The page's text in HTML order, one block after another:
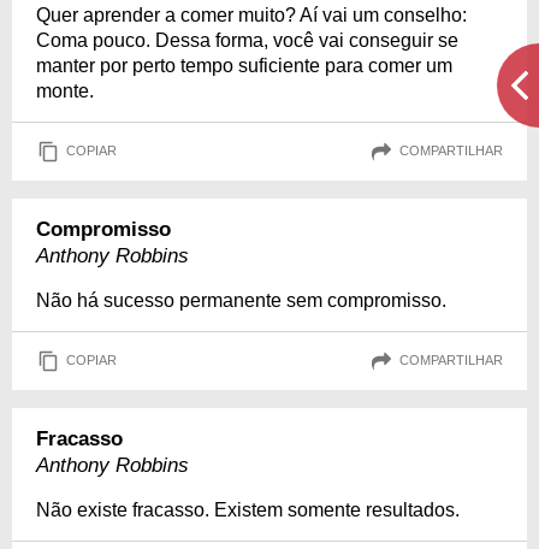
Quer aprender a comer muito? Aí vai um conselho:
Coma pouco. Dessa forma, você vai conseguir se
manter por perto tempo suficiente para comer um
monte.
COPIAR COMPARTILHAR
Compromisso
Anthony Robbins
Não há sucesso permanente sem compromisso.
COPIAR COMPARTILHAR
Fracasso
Anthony Robbins
Não existe fracasso. Existem somente resultados.